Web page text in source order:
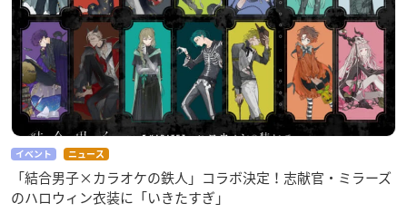
イベント ニュース
「結合男子×カラオケの鉄人」コラボ決定！志献官・ミラーズ
のハロウィン衣装に「いきたすぎ」